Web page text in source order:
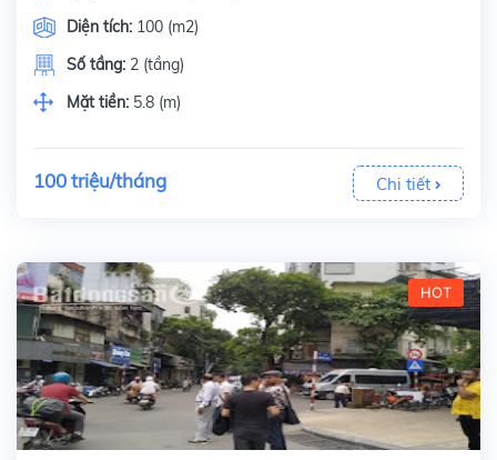
Diện tích: 100 (m2)
Số tầng: 2 (tầng)
Mặt tiền: 5.8 (m)
100 triệu/tháng Chi tiết
HOT